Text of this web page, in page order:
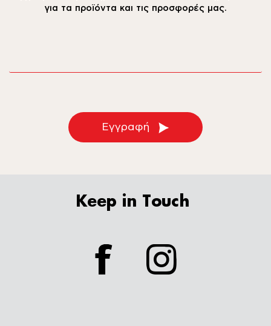
για τα προϊόντα και τις προσφορές μας.
Εγγραφή
Keep in Touch
facebook